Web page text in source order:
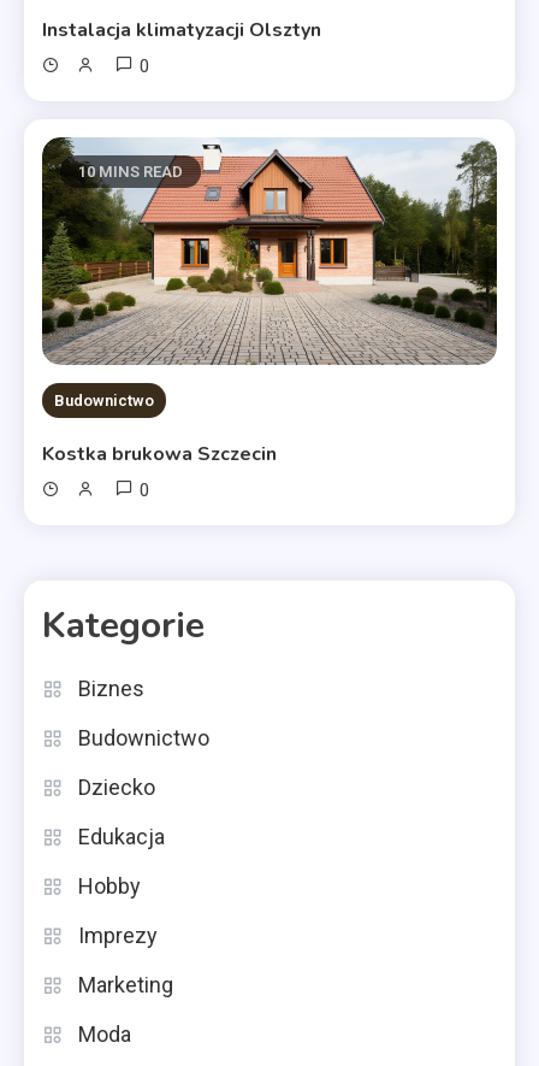
Instalacja klimatyzacji Olsztyn
0
10 MINS READ
Budownictwo
Kostka brukowa Szczecin
0
Kategorie
Biznes
Budownictwo
Dziecko
Edukacja
Hobby
Imprezy
Marketing
Moda